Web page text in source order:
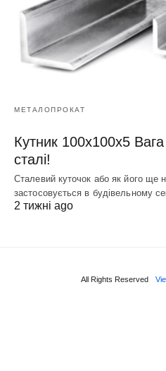
МЕТАЛОПРОКАТ
Кутник 100х100х5
сталі!
Сталевий куточок або як його ще
застосовується в будівельному
2 тижні ago
All Rights Reserved